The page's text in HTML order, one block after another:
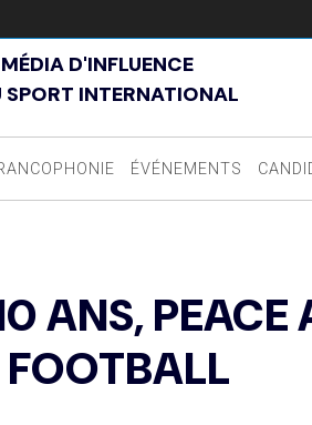
D'INFLUENCE
SPORT INTERNATIONAL
ÉVÉNEMENTS
ANS,